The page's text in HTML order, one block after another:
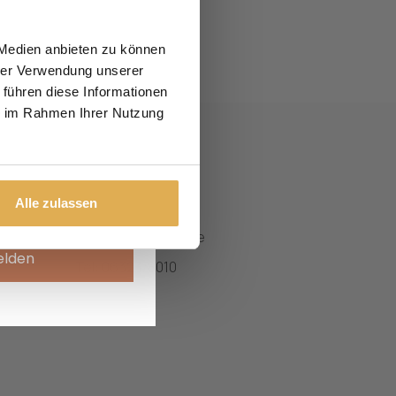
anbieten zu können
Verwendung unserer
diese Informationen
Rahmen Ihrer Nutzung
Alle zulassen
Kontakt
In den Seewiesen
Email: info@biffar.de
Tel: 06323/8010